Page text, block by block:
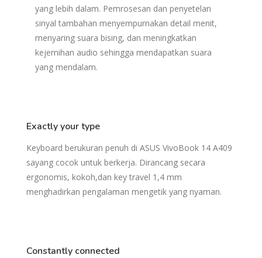
yang lebih dalam. Pemrosesan dan penyetelan
sinyal tambahan menyempurnakan detail menit,
menyaring suara bising, dan meningkatkan
kejernihan audio sehingga mendapatkan suara
yang mendalam.
Exactly your type
Keyboard berukuran penuh di ASUS VivoBook 14 A409
sayang cocok untuk berkerja. Dirancang secara
ergonomis, kokoh,dan key travel 1,4 mm
menghadirkan pengalaman mengetik yang nyaman.
Constantly connected